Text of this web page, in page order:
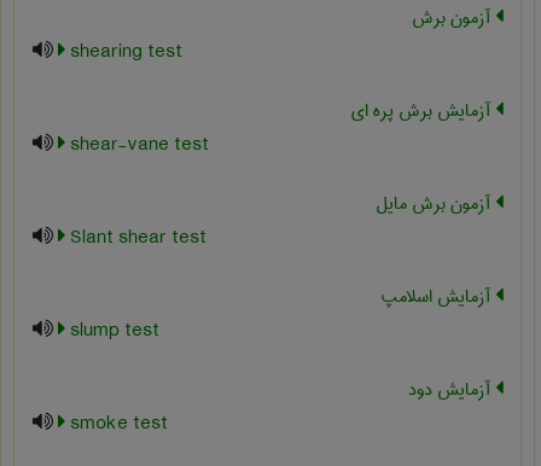
آزمون برش
shearing test
آزمایش برش پره ای
shear-vane test
آزمون برش مایل
Slant shear test
آزمایش اسلامپ
slump test
آزمایش دود
smoke test